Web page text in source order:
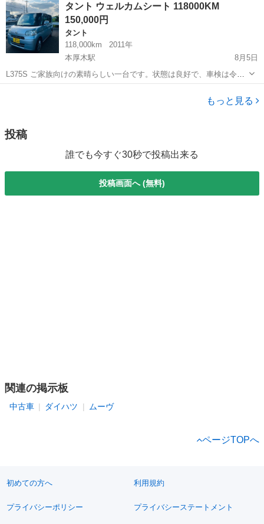
後まで連絡...
タント ウェルカムシート 118000KM
150,000円
タント
118,000km
2011年
本厚木駅
8月5日
L375S ご家族向けの素晴らしい一台です。状態は良好で、車検は令和
10年7月28日まで有効です。エアコン、スライドドア、パワーウィンド
ウ、電動格納ミラー、アルミホイールを装備しており、すべての機能
もっと見る
投稿
誰でも今すぐ30秒で投稿出来る
投稿画面へ (無料)
関連の掲示板
中古車 ダイハツ ムーヴ
ページTOPへ
初めての方へ 利用規約
プライバシーポリシー プライバシーステートメント